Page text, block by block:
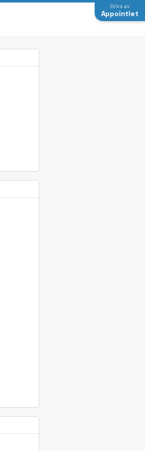
Drivs av
Appointlet